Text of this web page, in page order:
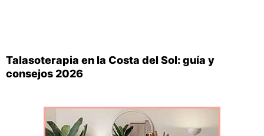
Talasoterapia en la Costa del Sol: guía y
consejos 2026